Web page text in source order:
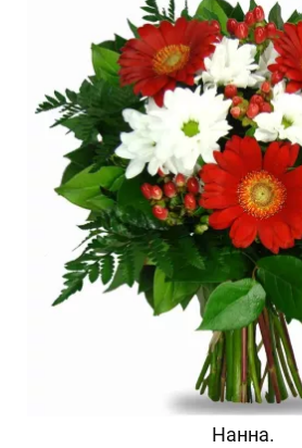
Нанна.